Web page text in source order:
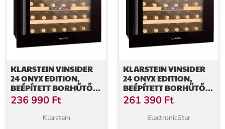
KLARSTEIN VINSIDER
24 ONYX EDITION,
BEÉPÍTETT BORHŰTŐ,
G
ENERGIAHATÉKONYSÁGI
OSZTÁLY G OSZTÁLY
236 990 Ft
Klarstein
KLARSTEIN VINSIDER
24 ONYX EDITION,
BEÉPÍTETT BORHŰTŐ,
G
ENERGIAHATÉKONYSÁGI
OSZTÁLY G OSZTÁLY
261 390 Ft
ElectronicStar